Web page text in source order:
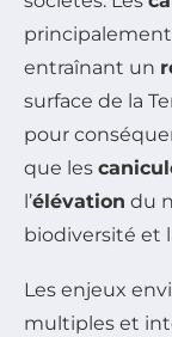
entraînant un
surface de la
pour
que les
l’élévation du
biodiversité et
Les enjeux
multiples et